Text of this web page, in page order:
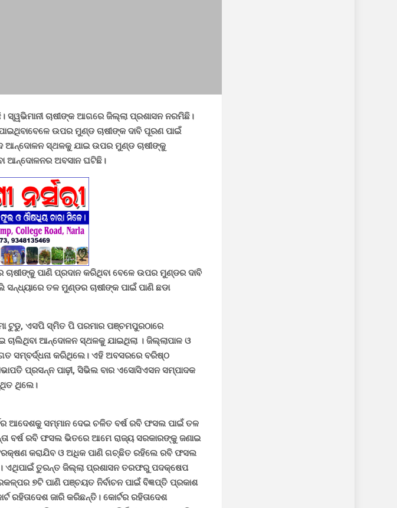
ସ୍ୱଭିମାନୀ ଚାଷୀଙ୍କ ଆଗରେ ଜିଲ୍ଲା ପ୍ରଶାସନ ନରମିଛି।
ଉପର ମୁଣ୍ଡ ଚାଷୀଙ୍କ ଦାବି ପୂରଣ ପାଇଁ
ଆନ୍ଦୋଳନ ସ୍ଥଳକୁ ଯାଇ ଉପର ମୁଣ୍ଡ ଚାଷୀଙ୍କୁ
ଆନ୍ଦୋଳନର ଅବସାନ ଘଟିଛି।
ପାଣି ପ୍ରଦାନ କରିଥିବା ବେଳେ ଉପର ମୁଣ୍ଡର ଦାବି
ସନ୍ଧ୍ୟାରେ ତଳ ମୁଣ୍ଡର ଚାଷୀଙ୍କ ପାଇଁ ପାଣି ଛଡା
ଟୁଡୁ, ଏସପି ସ୍ମିତ ପି ପରମାର ପଞ୍ଚମପୁରଠାରେ
ଆନ୍ଦୋଳନ ସ୍ଥଳକୁ ଯାଇଥିଲା । ଜିଲ୍ଲାପାଳ ଓ
ସମ୍ବର୍ଦ୍ଧନା କରିଥିଲେ। ଏହି ଅବସରରେ ବରିଷ୍ଠ
ପ୍ରସନ୍ନ ପାଢ଼ୀ, ସିଭିଲ ବାର ଏସୋସିଏସନ ସମ୍ପାଦକ
ଥିଲେ।
ଆଦେଶକୁ ସମ୍ମାନ ଦେଇ ଚଳିତ ବର୍ଷ ରବି ଫସଲ ପାଇଁ ତଳ
ବର୍ଷ ରବି ଫସଲ ଭିତରେ ଆମେ ରାଜ୍ୟ ସରକାରଙ୍କୁ ଜଣାଇ
କରାଯିବ ଓ ଅଧିକ ପାଣି ଗଚ୍ଛିତ ରହିଲେ ରବି ଫସଲ
ଏଥିପାଇଁ ତୁରନ୍ତ ଜିଲ୍ଲା ପ୍ରଶାସନ ତରଫରୁ ପଦକ୍ଷେପ
୭ଟି ପାଣି ପଞ୍ଚୟତ ନିର୍ବାଚନ ପାଇଁ ବିଜ୍ଞପ୍ତି ପ୍ରକାଶ
ରହିତାଦେଶ ଜାରି କରିଛନ୍ତି। କୋର୍ଟର ରହିତାଦେଶ